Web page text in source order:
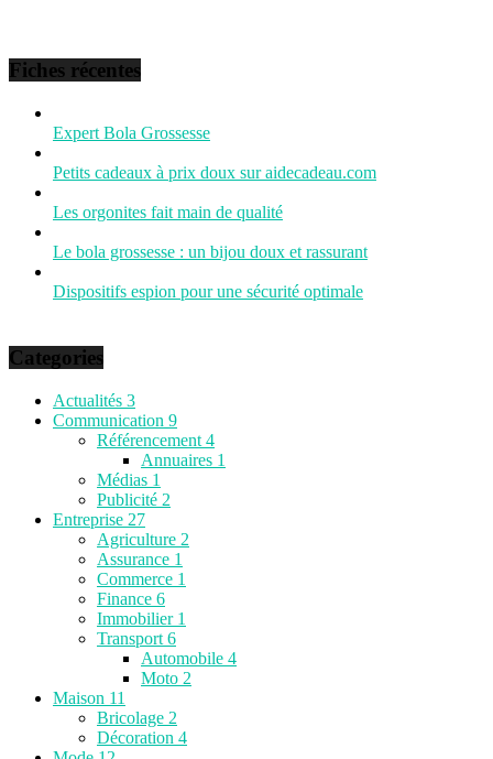
Fiches récentes
Expert Bola Grossesse
Petits cadeaux à prix doux sur aidecadeau.com
Les orgonites fait main de qualité
Le bola grossesse : un bijou doux et rassurant
Dispositifs espion pour une sécurité optimale
Categories
Actualités 3
Communication 9
Référencement 4
Annuaires 1
Médias 1
Publicité 2
Entreprise 27
Agriculture 2
Assurance 1
Commerce 1
Finance 6
Immobilier 1
Transport 6
Automobile 4
Moto 2
Maison 11
Bricolage 2
Décoration 4